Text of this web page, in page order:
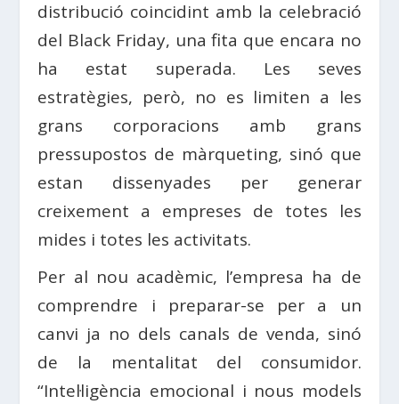
distribució coincidint amb la celebració
del Black Friday, una fita que encara no
ha estat superada. Les seves
estratègies, però, no es limiten a les
grans corporacions amb grans
pressupostos de màrqueting, sinó que
estan dissenyades per generar
creixement a empreses de totes les
mides i totes les activitats.
Per al nou acadèmic, l’empresa ha de
comprendre i preparar-se per a un
canvi ja no dels canals de venda, sinó
de la mentalitat del consumidor.
“Intel·ligència emocional i nous models